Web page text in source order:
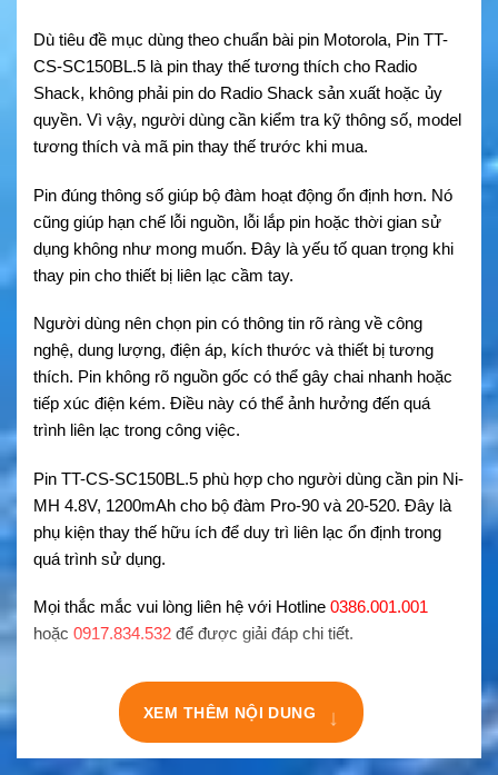
Dù tiêu đề mục dùng theo chuẩn bài pin Motorola, Pin TT-
CS-SC150BL.5 là pin thay thế tương thích cho Radio
Shack, không phải pin do Radio Shack sản xuất hoặc ủy
quyền. Vì vậy, người dùng cần kiểm tra kỹ thông số, model
tương thích và mã pin thay thế trước khi mua.
Pin đúng thông số giúp bộ đàm hoạt động ổn định hơn. Nó
cũng giúp hạn chế lỗi nguồn, lỗi lắp pin hoặc thời gian sử
dụng không như mong muốn. Đây là yếu tố quan trọng khi
thay pin cho thiết bị liên lạc cầm tay.
Người dùng nên chọn pin có thông tin rõ ràng về công
nghệ, dung lượng, điện áp, kích thước và thiết bị tương
thích. Pin không rõ nguồn gốc có thể gây chai nhanh hoặc
tiếp xúc điện kém. Điều này có thể ảnh hưởng đến quá
trình liên lạc trong công việc.
Pin TT-CS-SC150BL.5 phù hợp cho người dùng cần pin Ni-
MH 4.8V, 1200mAh cho bộ đàm Pro-90 và 20-520. Đây là
phụ kiện thay thế hữu ích để duy trì liên lạc ổn định trong
quá trình sử dụng.
Mọi thắc mắc vui lòng liên hệ với Hotline 0386.001.001
hoặc 0917.834.532 để được giải đáp chi tiết.
XEM THÊM NỘI DUNG ↓